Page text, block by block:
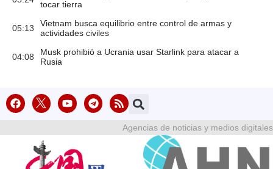
tocar tierra
05:13
Vietnam busca equilibrio entre control de armas y
actividades civiles
04:08
Musk prohibió a Ucrania usar Starlink para atacar a
Rusia
Agencias de noticias y medios digitales